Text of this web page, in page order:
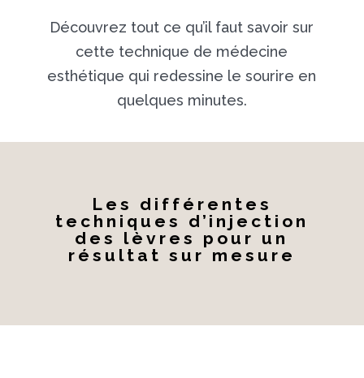
Découvrez tout ce qu’il faut savoir sur
cette technique de médecine
esthétique qui redessine le sourire en
quelques minutes.
Les différentes
techniques d’injection
des lèvres pour un
résultat sur mesure